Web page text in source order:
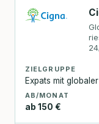
ZIELGRUPPE
Expats mit
AB/MONAT
ab 150 €